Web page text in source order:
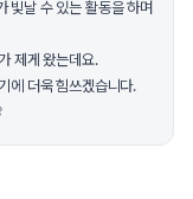
빛날 수 있는 활동을 하며
제게 왔는데요.
에 더욱 힘쓰겠습니다.